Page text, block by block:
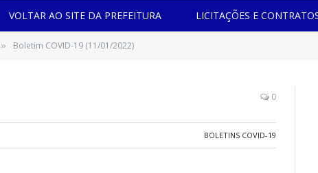
VOLTAR AO SITE DA PREFEITURA LICITAÇÕES E
» Boletim COVID-19 (11/01/2022)
0
BOLETINS COVID-19